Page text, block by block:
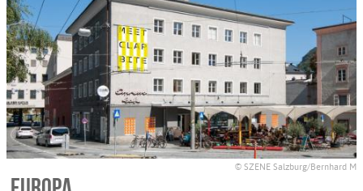
© SZENE Salzburg/Bernhard M